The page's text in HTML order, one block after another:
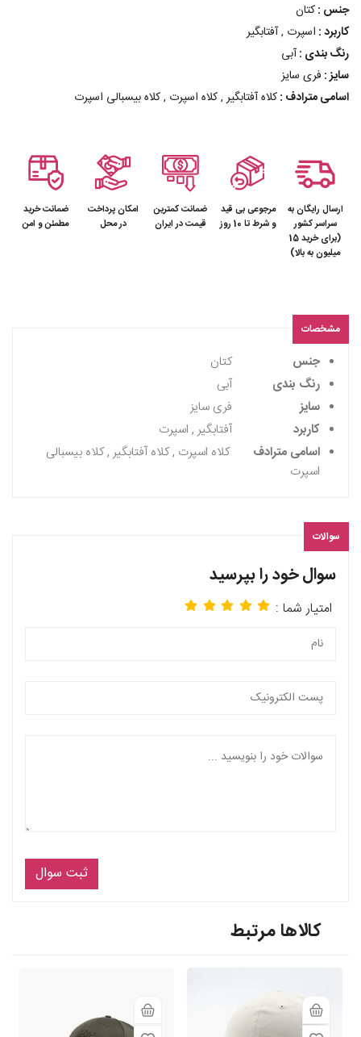
جنس :کتان
کاربرد : اسپرت , آفتابگیر
رنگ بندی :آبی
سایز : فری سایز
اسامی مترادف :کلاه آفتابگیر , کلاه اسپرت , کلاه بیسبالی اسپرت
ارسال رایگان به
سراسر کشور
(برای خرید 15
میلیون به بالا)
مرجوعی بی قید
و شرط تا 10 روز
ضمانت کمترین
قیمت در ایران
امکان پرداخت
در محل
ضمانت خرید
مطمئن و امن
مشخصات
جنس
کتان
رنگ بندی
آبی
سایز
فری سایز
کاربرد
آفتابگیر , اسپرت
اسامی مترادف
کلاه اسپرت , کلاه آفتابگیر , کلاه بیسبالی
اسپرت
سوالات
سوال خود را بپرسید
امتیار شما :
ثبت سوال
کالاها مرتبط